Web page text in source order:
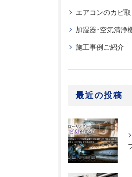
エアコンのカビ取
加湿器･空気清浄
施工事例ご紹介
最近の投稿